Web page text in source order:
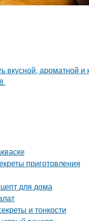
ароматной и
приготовления
для дома
и тонкости